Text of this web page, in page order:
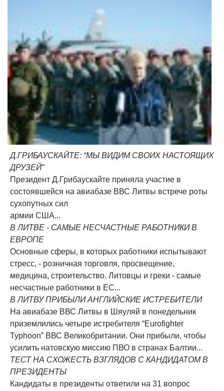
Д.ГРИБАУСКАЙТЕ: “МЫ ВИДИМ СВОИХ НАСТОЯЩИХ
ДРУЗЕЙ”
Президент Д.Грибаускайте приняла участие в
состоявшейся на авиабазе ВВС Литвы встрече роты
сухопутных сил
армии США...
В ЛИТВЕ - САМЫЕ НЕСЧАСТНЫЕ РАБОТНИКИ В
ЕВРОПЕ
Основные сферы, в которых работники испытывают
стресс, - розничная торговля, просвещение,
медицина, строительство. Литовцы и греки - самые
несчастные работники в ЕС...
В ЛИТВУ ПРИБЫЛИ АНГЛИЙСКИЕ ИСТРЕБИТЕЛИ
На авиабазе ВВС Литвы в Шяуляй в понедельник
приземлились четыре истребителя “Eurofighter
Typhoon” ВВС Великобритании. Они прибыли, чтобы
усилить натовскую миссию ПВО в странах Балтии...
ТЕСТ НА СХОЖЕСТЬ ВЗГЛЯДОВ С КАНДИДАТОМ В
ПРЕЗИДЕНТЫ
Кандидаты в президенты ответили на 31 вопрос